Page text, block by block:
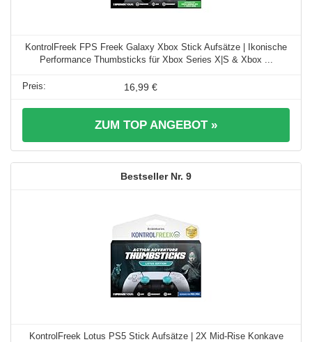
KontrolFreek FPS Freek Galaxy Xbox Stick Aufsätze | Ikonische
Performance Thumbsticks für Xbox Series X|S & Xbox ...
16,99 €
ZUM TOP ANGEBOT »
9
KontrolFreek Lotus PS5 Stick Aufsätze | 2X Mid-Rise Konkave